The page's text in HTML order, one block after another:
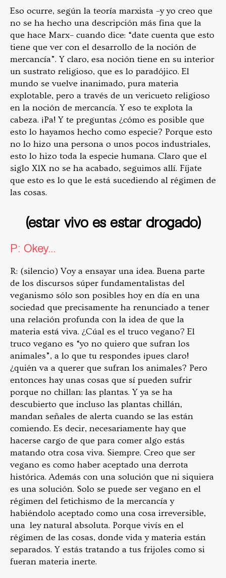
Eso ocurre, según la teoría marxista –y yo creo que
no se ha hecho una descripción más fina que la
que hace Marx– cuando dice: “date cuenta que esto
tiene que ver con el desarrollo de la noción de
mercancía”. Y claro, esa noción tiene en su interior
un sustrato religioso, que es lo paradójico. El
mundo se vuelve inanimado, pura materia
explotable, pero a través de un vericueto religioso
en la noción de mercancía. Y eso te explota la
cabeza. ¡Pa! Y te preguntas ¿cómo es posible que
esto lo hayamos hecho como especie? Porque esto
no lo hizo una persona o unos pocos industriales,
esto lo hizo toda la especie humana. Claro que el
siglo XlX no se ha acabado, seguimos allí. Fíjate
que esto es lo que le está sucediendo al régimen de
las cosas.
(estar vivo es estar drogado)
P: Okey…
R: (silencio) Voy a ensayar una idea. Buena parte
de los discursos súper fundamentalistas del
veganismo sólo son posibles hoy en día en una
sociedad que precisamente ha renunciado a tener
una relación profunda con la idea de que la
materia está viva. ¿Cúal es el truco vegano? El
truco vegano es “yo no quiero que sufran los
animales”, a lo que tu respondes ¡pues claro!
¿quién va a querer que sufran los animales? Pero
entonces hay unas cosas que sí pueden sufrir
porque no chillan: las plantas. Y ya se ha
descubierto que incluso las plantas chillán,
mandan señales de alerta cuando se las están
comiendo. Es decir, necesariamente hay que
hacerse cargo de que para comer algo estás
matando otra cosa viva. Siempre. Creo que ser
vegano es como haber aceptado una derrota
histórica. Además con una solución que ni siquiera
es una solución. Solo se puede ser vegano en el
régimen del fetichismo de la mercancía y
habiéndolo aceptado como una cosa irreversible,
una ley natural absoluta. Porque vivís en el
régimen de las cosas, donde vida y materia están
separados. Y estás tratando a tus frijoles como si
fueran materia inerte.